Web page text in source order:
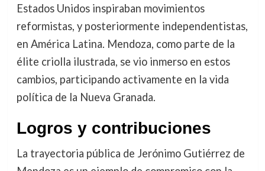
Estados Unidos inspiraban movimientos
reformistas, y posteriormente independentistas,
en América Latina. Mendoza, como parte de la
élite criolla ilustrada, se vio inmerso en estos
cambios, participando activamente en la vida
política de la Nueva Granada.
Logros y contribuciones
La trayectoria pública de Jerónimo Gutiérrez de